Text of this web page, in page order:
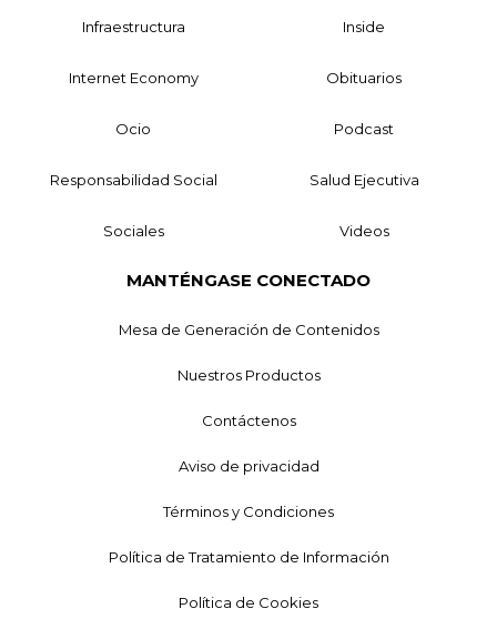
Infraestructura Inside
Internet Economy Obituarios
Ocio Podcast
Responsabilidad Social Salud Ejecutiva
Sociales Videos
MANTÉNGASE CONECTADO
Mesa de Generación de Contenidos
Nuestros Productos
Contáctenos
Aviso de privacidad
Términos y Condiciones
Política de Tratamiento de Información
Política de Cookies